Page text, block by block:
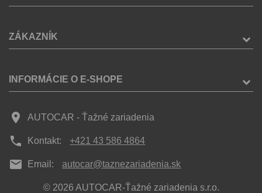
ZÁKAZNÍK
INFORMÁCIE O E-SHOPE
place AUTOCAR - Ťažné zariadenia
phone Kontakt: +421 43 586 4864
mail Email: autocar@taznezariadenia.sk
© 2026 AUTOCAR-Ťažné zariadenia s.r.o.